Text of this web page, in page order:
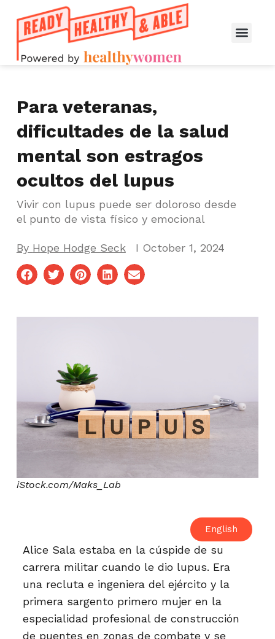
iStock.com/Maks_Lab
Para veteranas,
dificultades de la salud
mental son estragos
ocultos del lupus
Vivir con lupus puede ser doloroso desde
el punto de vista físico y emocional
By Hope Hodge Seck I October 1, 2024
English
Alice Sala estaba en la cúspide de su
carrera militar cuando le dio lupus. Era
una recluta e ingeniera del ejército y la
primera sargento primero mujer en la
especialidad profesional de construcción
de puentes en zonas de combate y se